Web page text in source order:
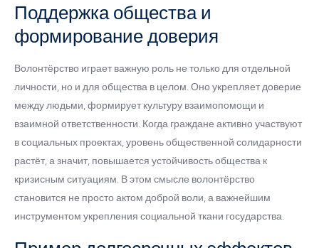
Поддержка общества и
формирование доверия
Волонтёрство играет важную роль не только для отдельной
личности, но и для общества в целом. Оно укрепляет доверие
между людьми, формирует культуру взаимопомощи и
взаимной ответственности. Когда граждане активно участвуют
в социальных проектах, уровень общественной солидарности
растёт, а значит, повышается устойчивость общества к
кризисным ситуациям. В этом смысле волонтёрство
становится не просто актом доброй воли, а важнейшим
инструментом укрепления социальной ткани государства.